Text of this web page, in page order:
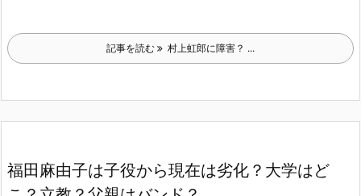
記事を読む 村上虹郎に障害？ ...
福田麻由子は子役から現在は劣化？大学はど